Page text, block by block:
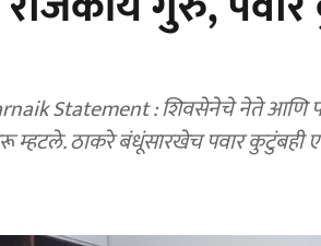
परिवहन मंत्री प्रताप सरनाईक यांनी
म्हटले. ठाकरे बंधूंसारखेच पवार कुटुंबही